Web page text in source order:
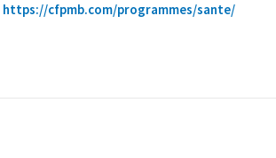
https://cfpmb.com/programmes/sante/